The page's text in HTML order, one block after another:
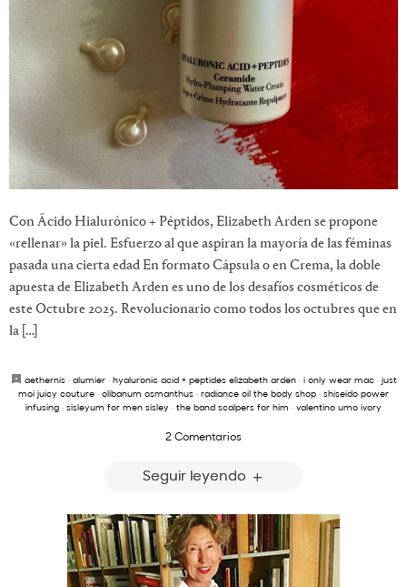
Con Ácido Hialurónico + Péptidos, Elizabeth Arden se propone
«rellenar» la piel. Esfuerzo al que aspiran la mayoría de las féminas
pasada una cierta edad En formato Cápsula o en Crema, la doble
apuesta de Elizabeth Arden es uno de los desafíos cosméticos de
este Octubre 2025. Revolucionario como todos los octubres que en
la […]
aethernis· alumier· hyaluronic acid + peptides elizabeth arden· i only wear mac· just
moi juicy couture · olibanum osmanthus · radiance oil the body shop · shiseido power
infusing · sisleyum for men sisley · the band scalpers for him · valentino umo ivory
2 Comentarios
Seguir leyendo